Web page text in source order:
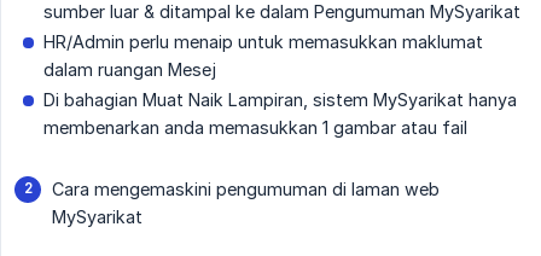
sumber luar & ditampal ke dalam Pengumuman MySyarikat
HR/Admin perlu menaip untuk memasukkan maklumat
dalam ruangan Mesej
Di bahagian Muat Naik Lampiran, sistem MySyarikat hanya
membenarkan anda memasukkan 1 gambar atau fail
Cara mengemaskini pengumuman di laman web
MySyarikat